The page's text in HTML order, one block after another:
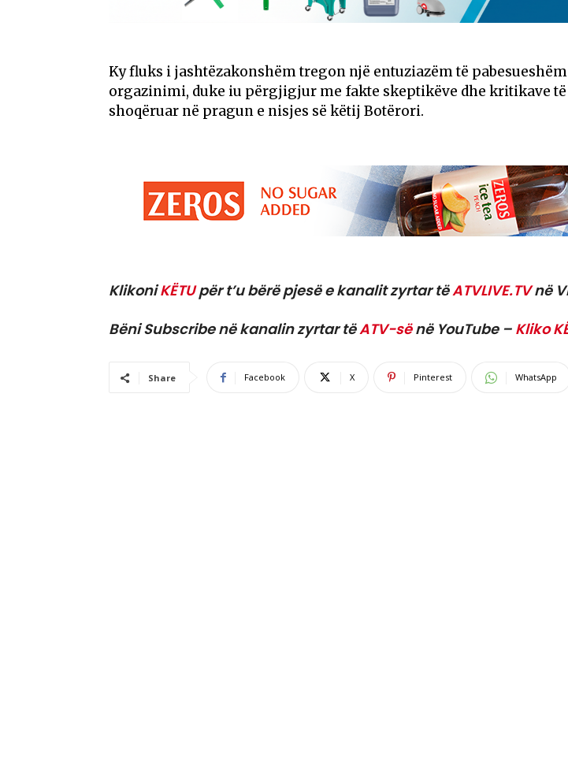
​Ky fluks i jashtëzakonshëm tregon një entuziazëm të
orgazinimi, duke iu përgjigjur me fakte skeptikëve dhe kritikave
shoqëruar në pragun e nisjes së këtij Botërori.
KlikoniKËTUpër t’u bërë pjesë e kanalit zyrtar tëATVLIVE.TVnë
Bëni Subscribe në kanalin zyrtar tëATV-sënë YouTube – Kliko
Share Facebook X Pinterest WhatsApp